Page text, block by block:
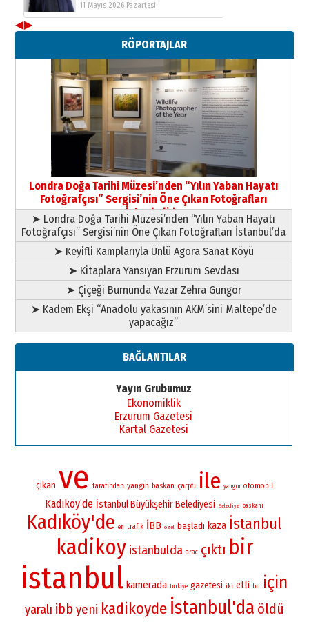
11 Mayıs 2026 Pazartesi
Neşat YALÇIN
Paranın Aile Kültüründeki Yeri
03 Ağustos 2026 Pazartesi
Yıldırım Gündoğdu
HAVVA’NIN ÜÇ KIZI
09 Temmuz 2026 Perşembe
Yusuf POLAT
Şampiyonluk Sebahattin Şirin’e
yazar
11 Mayıs 2026 Pazartesi
◀▶
RÖPORTAJLAR
Londra Doğa Tarihi Müzesi’nden “Yılın Yaban Hayatı
Fotoğrafçısı” Sergisi’nin Öne Çıkan Fotoğrafları
İstanbul’da
➤ Londra Doğa Tarihi Müzesi’nden “Yılın Yaban Hayatı
Fotoğrafçısı” Sergisi’nin Öne Çıkan Fotoğrafları İstanbul’da
➤ Keyifli Kamplarıyla Ünlü Agora Sanat Köyü
➤ Kitaplara Yansıyan Erzurum Sevdası
➤ Çiçeği Burnunda Yazar Zehra Güngör
➤ Kadem Ekşi “Anadolu yakasının AKM’sini Maltepe’de
yapacağız”
BAĞLANTILAR
Yayın Grubumuz
Ekonomiklik
Erzurum Gazetesi
Kartal Gazetesi
çıkan ve tarafından yangin baskan çarptı ile yangın otomobil
Kadıköy’de İstanbul Büyükşehir Belediyesi Belediye baskani
Kadıköy'de en trafik İBB özel başladı kaza İstanbul
kadikoy istanbulda arac çıktı bir
istanbul kamerada turkiye gazetesi iki etti bu için
yaralı ibb yeni kadikoyde İstanbul'da öldü